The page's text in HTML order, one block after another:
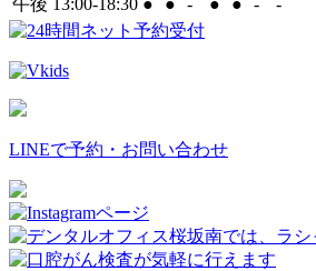
LINEで予約・お問い合わせ